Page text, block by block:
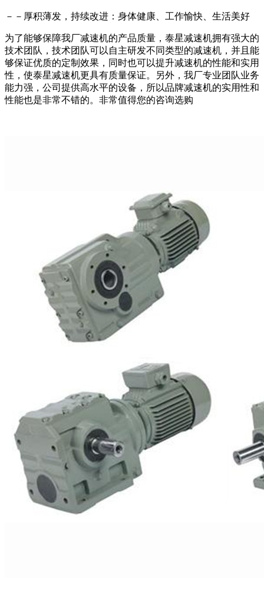
－－厚积薄发，持续改进：身体健康、工作愉快、生活美好
为了能够保障我厂减速机的产品质量，泰星减速机拥有强大的
技术团队，技术团队可以自主研发不同类型的减速机，并且能
够保证优质的定制效果，同时也可以提升减速机的性能和实用
性，使泰星减速机更具有质量保证。另外，我厂专业团队业务
能力强，公司提供高水平的设备，所以品牌减速机的实用性和
性能也是非常不错的。非常值得您的咨询选购